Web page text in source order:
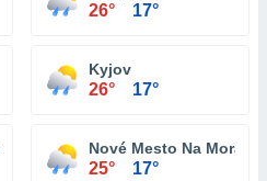
26° 17°
Kyjov
26° 17°
Nové Mesto Na Morave
25° 17°